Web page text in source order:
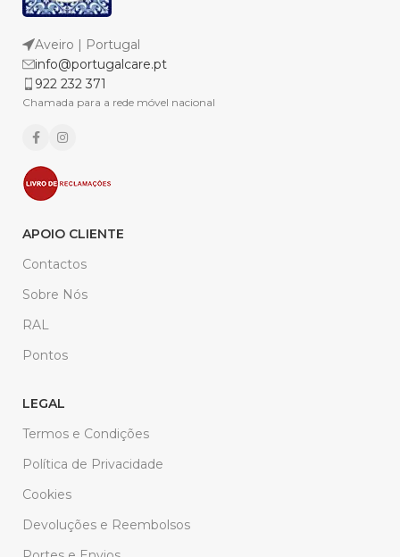
Aveiro | Portugal
info@portugalcare.pt
922 232 371
Chamada para a rede móvel nacional
APOIO CLIENTE
Contactos
Sobre Nós
RAL
Pontos
LEGAL
Termos e Condições
Política de Privacidade
Cookies
Devoluções e Reembolsos